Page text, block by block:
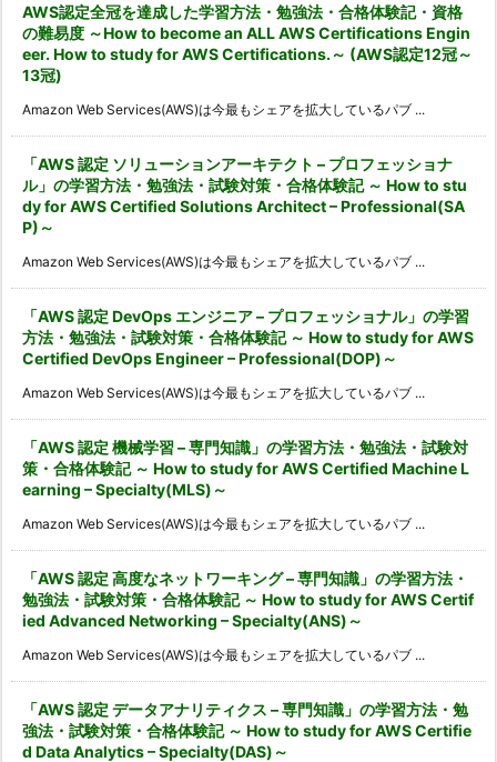
AWS認定全冠を達成した学習方法・勉強法・合格体験記・資格
の難易度 ～How to become an ALL AWS Certifications Engin
eer. How to study for AWS Certifications.～ (AWS認定12冠～
13冠)
Amazon Web Services(AWS)は今最もシェアを拡大しているパブ ...
「AWS 認定 ソリューションアーキテクト – プロフェッショナ
ル」の学習方法・勉強法・試験対策・合格体験記 ～ How to stu
dy for AWS Certified Solutions Architect – Professional(SA
P)～
Amazon Web Services(AWS)は今最もシェアを拡大しているパブ ...
「AWS 認定 DevOps エンジニア – プロフェッショナル」の学習
方法・勉強法・試験対策・合格体験記 ～ How to study for AWS
Certified DevOps Engineer – Professional(DOP)～
Amazon Web Services(AWS)は今最もシェアを拡大しているパブ ...
「AWS 認定 機械学習 – 専門知識」の学習方法・勉強法・試験対
策・合格体験記 ～ How to study for AWS Certified Machine L
earning – Specialty(MLS)～
Amazon Web Services(AWS)は今最もシェアを拡大しているパブ ...
「AWS 認定 高度なネットワーキング – 専門知識」の学習方法・
勉強法・試験対策・合格体験記 ～ How to study for AWS Certif
ied Advanced Networking – Specialty(ANS)～
Amazon Web Services(AWS)は今最もシェアを拡大しているパブ ...
「AWS 認定 データアナリティクス – 専門知識」の学習方法・勉
強法・試験対策・合格体験記 ～ How to study for AWS Certifie
d Data Analytics – Specialty(DAS)～